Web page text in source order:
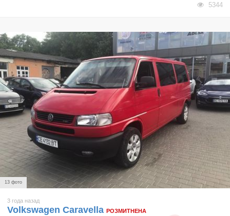
5344
13 фото
3 года назад
Volkswagen Caravella РОЗМИТНЕНА